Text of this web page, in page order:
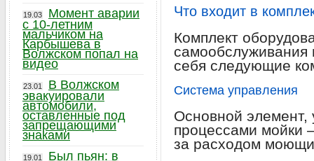
Что входит в
Комплект
самообслуживания
себя следующие
Система управления
Основной
процессами мойки
за расходом
19.03
Момент аварии
с 10-летним
мальчиком на
Карбышева в
Волжском попал на
видео
23.01
В Волжском
эвакуировали
автомобили,
оставленные под
запрещающими
знаками
19.01
Был пьян: в